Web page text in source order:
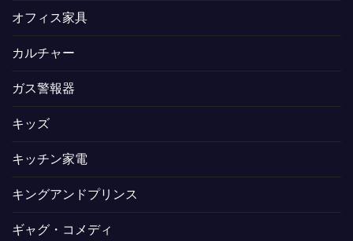
オフィス家具
カルチャー
ガス警報器
キッズ
キッチン家電
キングアンドプリンス
ギャグ・コメディ